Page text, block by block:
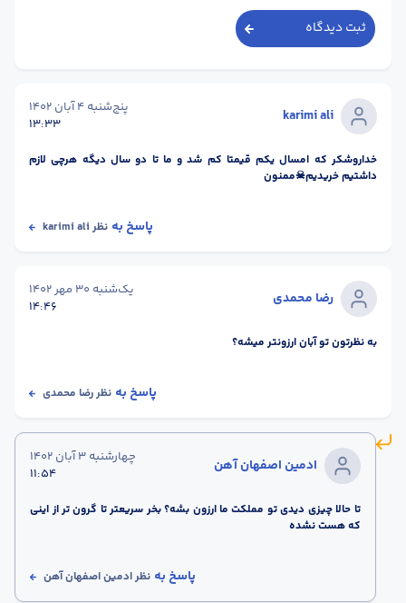
ثبت دیدگاه
karimi ali
پنج‌شنبه 4 آبان 1402
13:33
خداروشکر که امسال یکم قیمتا کم شد و ما تا دو سال دیگه هرچی لازم
داشتیم خریدیم☠ممنون
پاسخ به نظر karimi ali
رضا محمدی
یک‌شنبه 30 مهر 1402
14:46
به نظرتون تو آبان ارزونتر میشه؟
پاسخ به نظررضا محمدی
ادمین اصفهان آهن
چهارشنبه 3 آبان 1402
11:54
تا حالا چیزی دیدی تو مملکت ما ارزون بشه؟ بخر سریعتر تا گرون تر از اینی
که هست نشده
پاسخ به نظرادمین اصفهان آهن